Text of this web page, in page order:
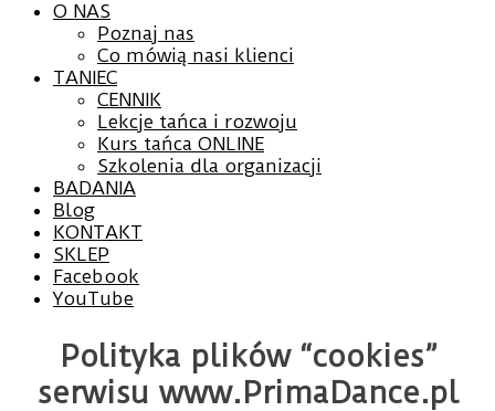
O NAS
Poznaj nas
Co mówią nasi klienci
TANIEC
CENNIK
Lekcje tańca i rozwoju
Kurs tańca ONLINE
Szkolenia dla organizacji
BADANIA
Blog
KONTAKT
SKLEP
Facebook
YouTube
Polityka plików “cookies”
serwisu www.PrimaDance.pl